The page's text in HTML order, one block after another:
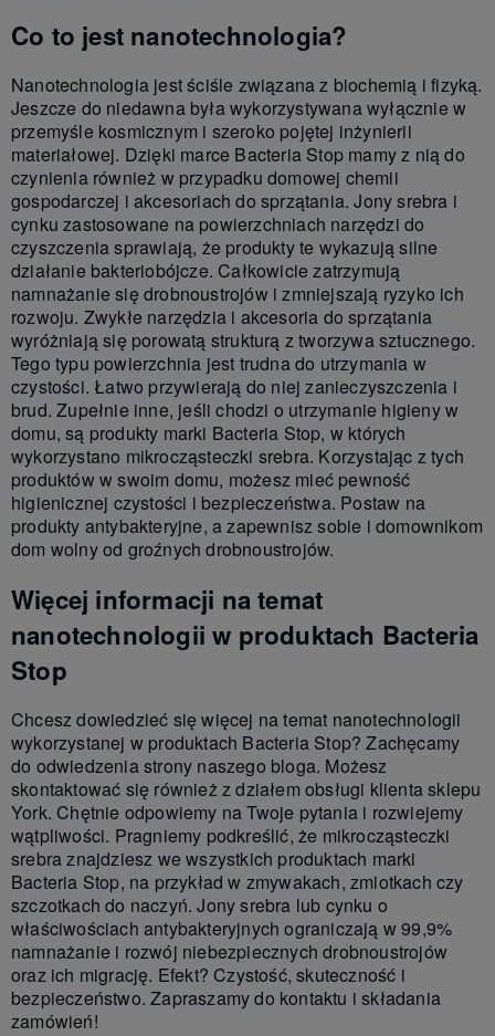
Co to jest nanotechnologia?
Nanotechnologia jest ściśle związana z biochemią i fizyką.
Jeszcze do niedawna była wykorzystywana wyłącznie w
przemyśle kosmicznym i szeroko pojętej inżynierii
materiałowej. Dzięki marce Bacteria Stop mamy z nią do
czynienia również w przypadku domowej chemii
gospodarczej i akcesoriach do sprzątania. Jony srebra i
cynku zastosowane na powierzchniach narzędzi do
czyszczenia sprawiają, że produkty te wykazują silne
działanie bakteriobójcze. Całkowicie zatrzymują
namnażanie się drobnoustrojów i zmniejszają ryzyko ich
rozwoju. Zwykłe narzędzia i akcesoria do sprzątania
wyróżniają się porowatą strukturą z tworzywa sztucznego.
Tego typu powierzchnia jest trudna do utrzymania w
czystości. Łatwo przywierają do niej zanieczyszczenia i
brud. Zupełnie inne, jeśli chodzi o utrzymanie higieny w
domu, są produkty marki Bacteria Stop, w których
wykorzystano mikrocząsteczki srebra. Korzystając z tych
produktów w swoim domu, możesz mieć pewność
higienicznej czystości i bezpieczeństwa. Postaw na
produkty antybakteryjne, a zapewnisz sobie i domownikom
dom wolny od groźnych drobnoustrojów.
Więcej informacji na temat
nanotechnologii w produktach Bacteria
Stop
Chcesz dowiedzieć się więcej na temat nanotechnologii
wykorzystanej w produktach Bacteria Stop? Zachęcamy
do odwiedzenia strony naszego bloga. Możesz
skontaktować się również z działem obsługi klienta sklepu
York. Chętnie odpowiemy na Twoje pytania i rozwiejemy
wątpliwości. Pragniemy podkreślić, że mikrocząsteczki
srebra znajdziesz we wszystkich produktach marki
Bacteria Stop, na przykład w zmywakach, zmiotkach czy
szczotkach do naczyń. Jony srebra lub cynku o
właściwościach antybakteryjnych ograniczają w 99,9%
namnażanie i rozwój niebezpiecznych drobnoustrojów
oraz ich migrację. Efekt? Czystość, skuteczność i
bezpieczeństwo. Zapraszamy do kontaktu i składania
zamówień!